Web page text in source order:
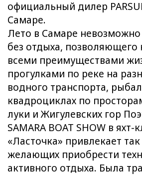
официальный дилер
Самаре.
Лето в Самаре невозможно
без отдыха, позволяющего
всеми преимуществами
прогулками по реке на
водного транспорта,
квадроциклах по
луки и Жигулевских гор
SAMARA BOAT SHOW в яхт-
«Ласточка» привлекает
желающих приобрести
активного отдыха. Была